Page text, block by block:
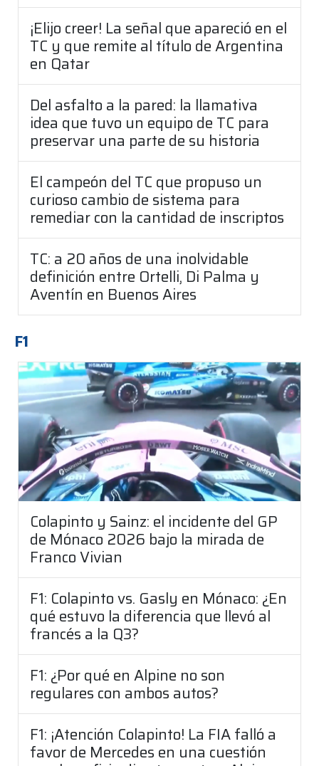
¡Elijo creer! La señal que apareció en el
TC y que remite al título de Argentina
en Qatar
Del asfalto a la pared: la llamativa
idea que tuvo un equipo de TC para
preservar una parte de su historia
El campeón del TC que propuso un
curioso cambio de sistema para
remediar con la cantidad de inscriptos
TC: a 20 años de una inolvidable
definición entre Ortelli, Di Palma y
Aventín en Buenos Aires
F1
Colapinto y Sainz: el incidente del GP
de Mónaco 2026 bajo la mirada de
Franco Vivian
F1: Colapinto vs. Gasly en Mónaco: ¿En
qué estuvo la diferencia que llevó al
francés a la Q3?
F1: ¿Por qué en Alpine no son
regulares con ambos autos?
F1: ¡Atención Colapinto! La FIA falló a
favor de Mercedes en una cuestión